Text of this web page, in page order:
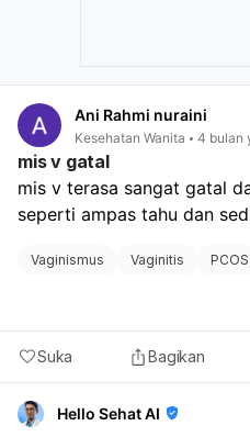
pernikahan suami Ibu.
kesehatan fisik dan
psikologis juga bisa
menghadapi tekanan
spesialis untuk
Ani Rahmi nuraini
Kesehatan Wanita 4 bulan
mis v gatal
mis v terasa sangat gatal
seperti ampas tahu dan
Vaginismus Vaginitis PCOS
Suka Bagikan
Hello Sehat AI